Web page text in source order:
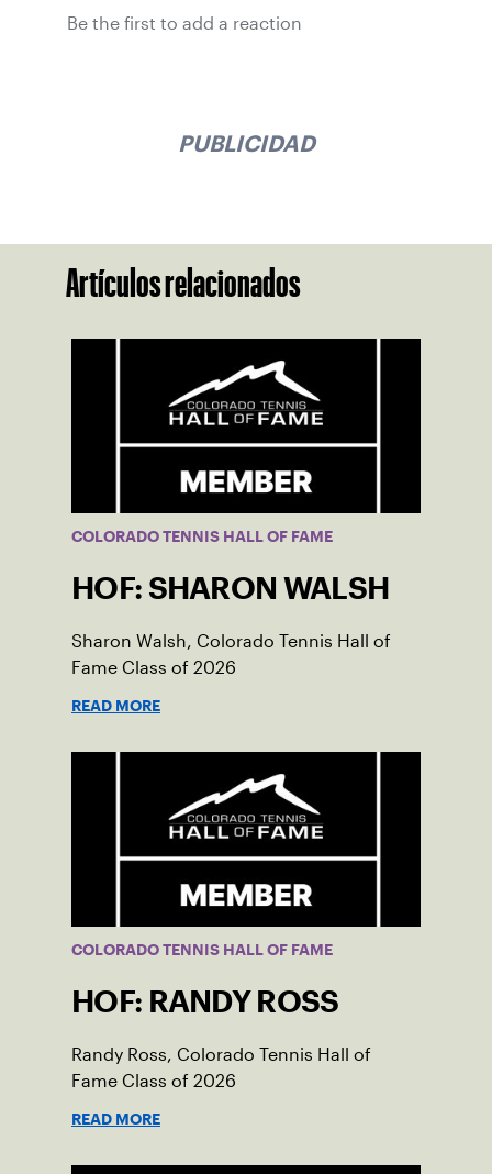
Be the first to add a reaction
PUBLICIDAD
Artículos relacionados
COLORADO TENNIS HALL OF FAME
HOF: SHARON WALSH
Sharon Walsh, Colorado Tennis Hall of
Fame Class of 2026
READ MORE
COLORADO TENNIS HALL OF FAME
HOF: RANDY ROSS
Randy Ross, Colorado Tennis Hall of
Fame Class of 2026
READ MORE